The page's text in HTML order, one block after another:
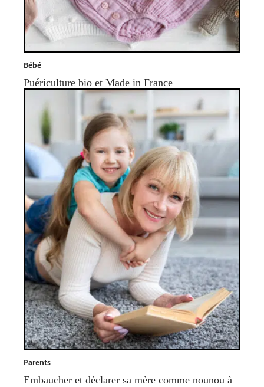
Bébé
Puériculture bio et Made in France
Parents
Embaucher et déclarer sa mère comme nounou à